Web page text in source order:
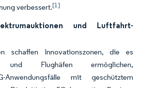
verbessert.[1]
und Luftfahrt-
schaffen Innovationszonen, die es
und Flughäfen ermöglichen,
Anwendungsfälle mit geschütztem